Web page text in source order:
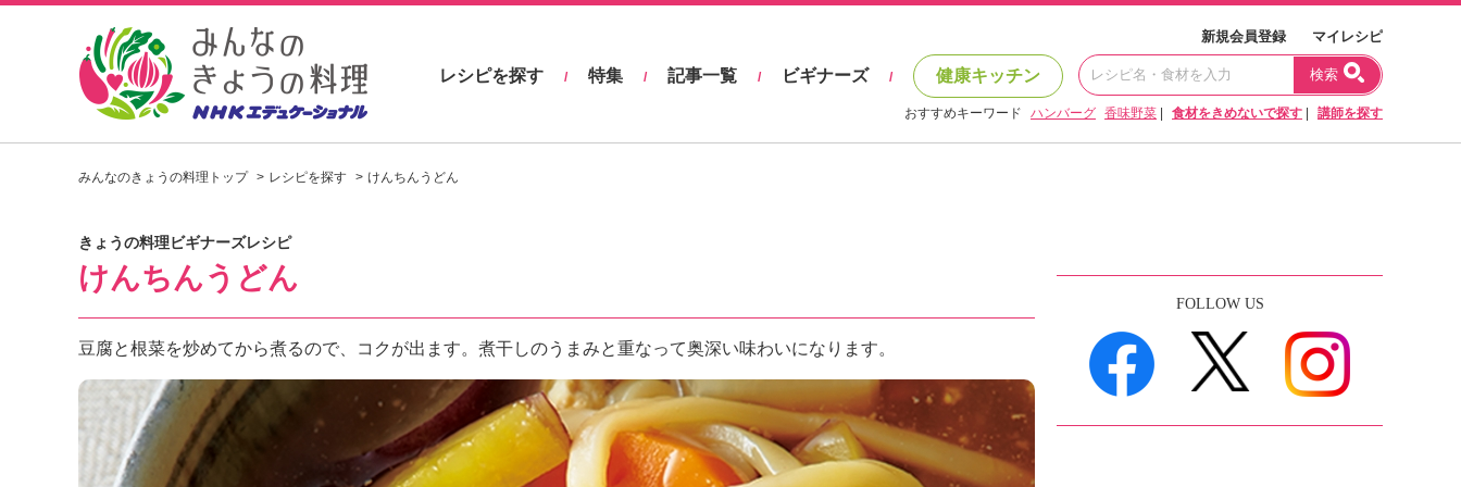
し
見
つ
け
よ
う
N
H
新規会員登録 マイレシピ
レシピを探す / 特集 / 記事一覧 / ビギナーズ / 健康キッチン 検索
おすすめキーワード ハンバーグ 香味野菜 食材をきめないで探す 講師を探す
みんなのきょうの料理トップ レシピを探す けんちんうどん
きょうの料理ビギナーズレシピ
けんちんうどん
豆腐と根菜を炒めてから煮るので、コクが出ます。煮干しのうまみと重なって奥深い味わいになります。
FOLLOW US